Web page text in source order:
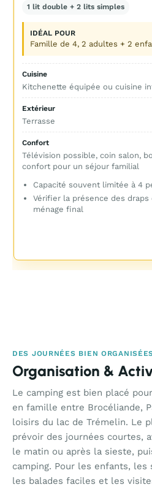
1 lit double + 2 lits simples
IDÉAL POUR
Famille de 4, 2 adultes + 2
Cuisine
Kitchenette équipée ou cuisine
Extérieur
Terrasse
Confort
Télévision possible, coin salon,
confort pour un séjour familial
Capacité souvent limitée à 4
Vérifier la présence des draps
ménage final
DES JOURNÉES BIEN
Organisation &
Le camping est bien placé
en famille entre Brocéliande,
loisirs du lac de Trémelin. Le
prévoir des journées courtes,
le matin ou après la sieste,
camping. Pour les enfants, les
les balades faciles et les